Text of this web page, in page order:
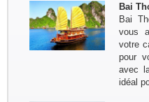
Bai
Bai
vous
votre
pour
avec
idéal